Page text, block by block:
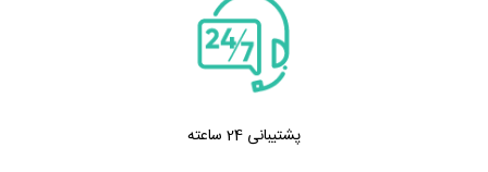
پشتیبانی 24 ساعته